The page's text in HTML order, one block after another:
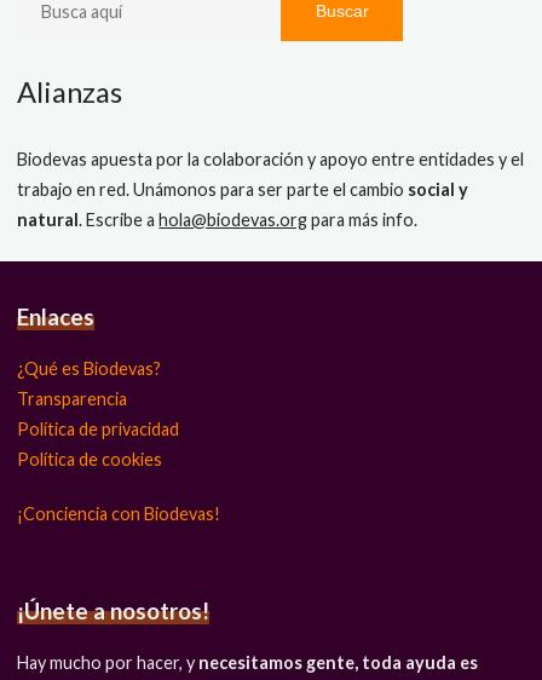
Buscar
Alianzas
Biodevas apuesta por la colaboración y apoyo entre entidades y el
trabajo en red. Unámonos para ser parte el cambio social y
natural. Escribe ahola@biodevas.orgpara más info.
Enlaces
¿Qué es Biodevas?
Transparencia
Política de privacidad
Política de cookies
¡Conciencia con Biodevas!
¡Únete a nosotros!
Hay mucho por hacer, y necesitamos gente, toda ayuda es